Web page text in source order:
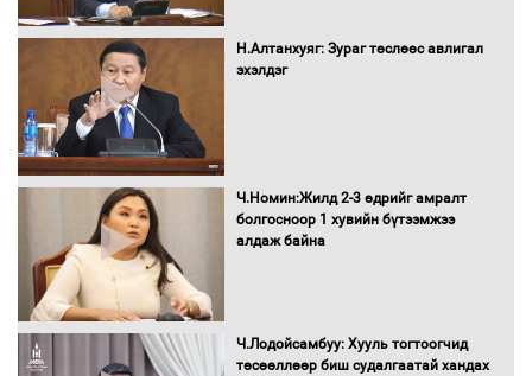
шилжиж, найр наадам, зөвлөгөөн,
гадаад томилолтыг хориглолоо
Н.Алтанхуяг: Зураг төслөөс авлигал
эхэлдэг
Ч.Номин:Жилд 2-3 өдрийг амралт
болгосноор 1 хувийн бүтээмжээ
алдаж байна
Ч.Лодойсамбуу: Хууль тогтоогчид
төсөөллөөр биш судалгаатай хандах